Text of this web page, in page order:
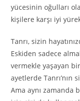
yücesinin oğulları
kişilere karşı iyi
Tanrı, sizin
Eskiden sadece
vermekle yaşayan
ayetlerde Tanrı’nın
Ama aynı zamanda